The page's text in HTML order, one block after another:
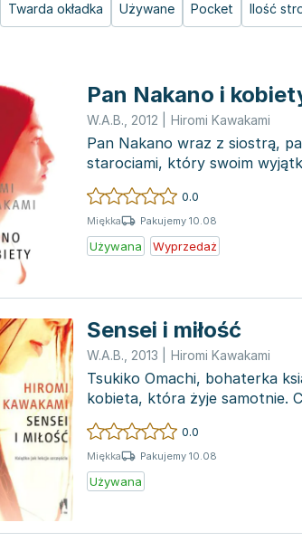
Twarda okładka Używane Pocket Ilość
Pan Nakano i
W.A.B. 2012 Hiromi Kawakami
Pan Nakano wraz z siostrą,
starociami, który swoim
zgiełku współ...
0.0
Miękka Pakujemy 10.08
Używana Wyprzedaż
Sensei i miłość
W.A.B. 2013 Hiromi Kawakami
Tsukiko Omachi, bohaterka
kobieta, która żyje samotnie.
jej ulub...
0.0
Miękka Pakujemy 10.08
Używana